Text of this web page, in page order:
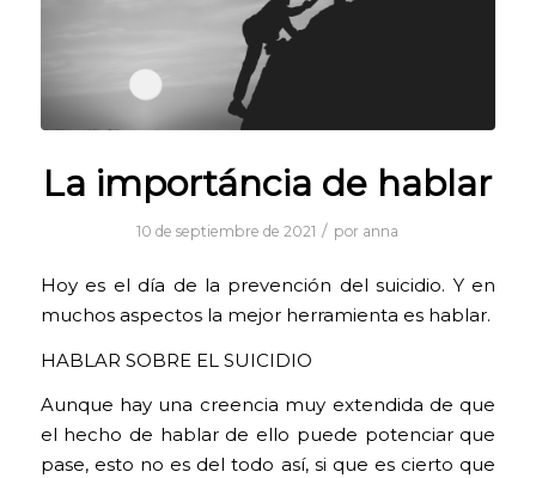
La importáncia de hablar
10 de septiembre de 2021 / por anna
Hoy es el día de la prevención del suicidio. Y en
muchos aspectos la mejor herramienta es hablar.
HABLAR SOBRE EL SUICIDIO
Aunque hay una creencia muy extendida de que
el hecho de hablar de ello puede potenciar que
pase, esto no es del todo así, si que es cierto que